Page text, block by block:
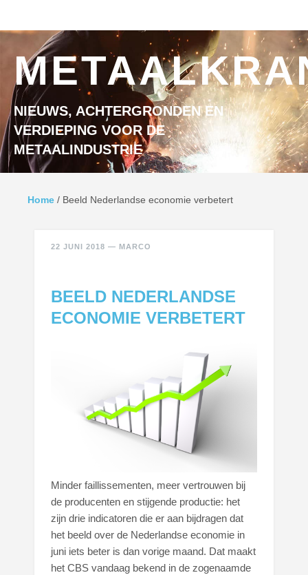
NIEUWS, ACHTERGRONDEN EN
VERDIEPING VOOR DE
METAALINDUSTRIE
Home / Beeld Nederlandse economie verbetert
22 JUNI 2018 — MARCO
BEELD NEDERLANDSE
ECONOMIE VERBETERT
Minder faillissementen, meer vertrouwen bij
de producenten en stijgende productie: het
zijn drie indicatoren die er aan bijdragen dat
het beeld over de Nederlandse economie in
juni iets beter is dan vorige maand. Dat maakt
het CBS vandaag bekend in de zogenaamde